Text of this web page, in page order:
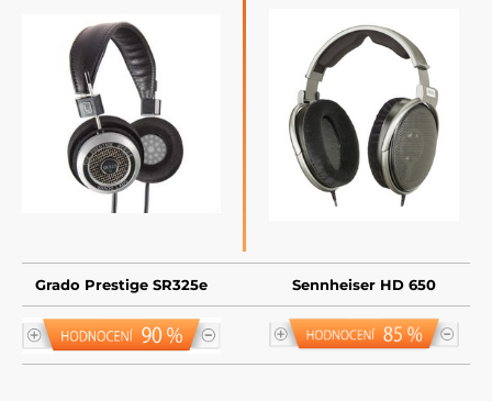
Grado Prestige SR325e Sennheiser HD 650